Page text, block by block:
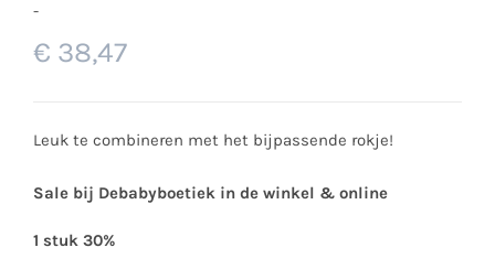
-
€ 38,47
Leuk te combineren met het bijpassende rokje!
Sale bij Debabyboetiek in de winkel & online
1 stuk 30%